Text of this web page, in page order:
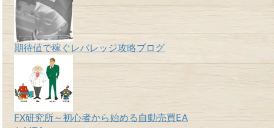
期待値で稼ぐレバレッジ攻略ブログ
FX研究所～初心者から始める自動売買EA